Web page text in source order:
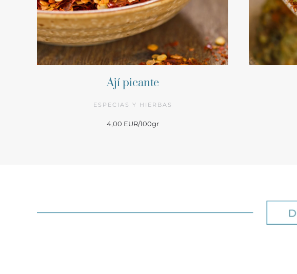
Ají picante
ESPECIAS Y HIERBAS
4,00 EUR/100gr